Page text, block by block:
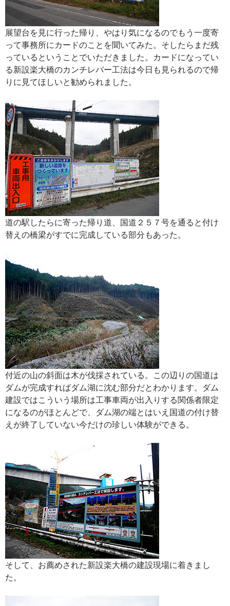
展望台を見に行った帰り、やはり気になるのでもう一度寄
って事務所にカードのことを聞いてみた。そしたらまだ残
っているということでいただきました。カードになってい
る新設楽大橋のカンチレバー工法は今日も見られるので帰
りに見てほしいと勧められました。
道の駅したらに寄った帰り道、国道２５７号を通ると付け
替えの橋梁がすでに完成している部分もあった。
付近の山の斜面は木が伐採されている。この辺りの国道は
ダムが完成すればダム湖に沈む部分だとわかります。ダム
建設ではこういう場所は工事車両が出入りする関係者限定
になるのがほとんどで、ダム湖の端とはいえ国道の付け替
えが終了していない今だけの珍しい体験ができる。
そして、お薦めされた新設楽大橋の建設現場に着きまし
た。